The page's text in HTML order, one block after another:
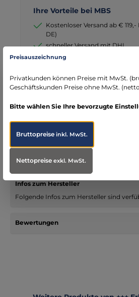
Ihre Vorteile bei MBS
Kostenloser Versand ab €
DE)
schneller Versand mit DHL
seit über 15 Jahren
Mit dieser Übungspuppe lässt sich die
aus exponierter Höhenlage, aus
eingestürzten… Mehr
Infos zum Hersteller
Folgende Infos zum Hersteller sind
Bewertungen
Preisauszeichnung
Privatkunden können Preise mit MwSt.
Geschäftskunden Preise ohne MwSt.
Bitte wählen Sie Ihre bevorzugte
Bruttopreiseinkl. MwSt.
Nettopreiseexkl. MwSt.